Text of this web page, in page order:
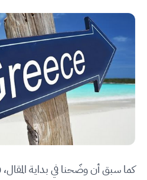
كما سبق أن وضّحنا في بداية المقال،